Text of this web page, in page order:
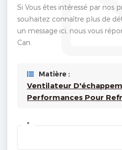
Si Vous êtes intéressé par nos
souhaitez connaître plus de
un message ici, nous vous
Can.
Matière :
Ventilateur
Performances Pour
*